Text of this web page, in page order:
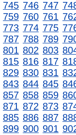
745 746 747
759 760 761
773 774 775
787 788 789
801 802 803
815 816 817
829 830 831
843 844 845
857 858 859
871 872 873
885 886 887
899 900 901